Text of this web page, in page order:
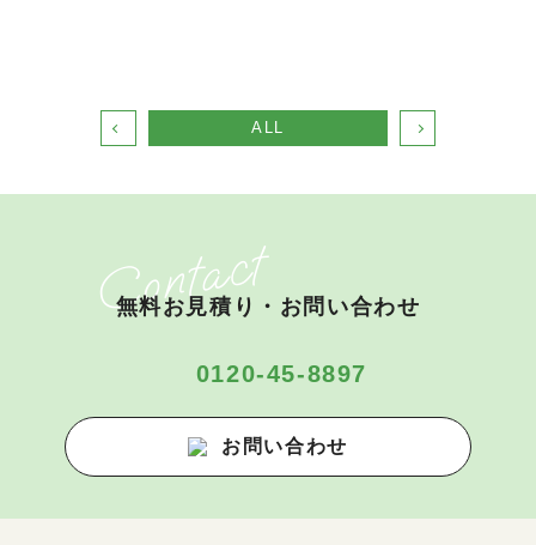
ALL
無料お見積り・お問い合わせ
0120-45-8897
お問い合わせ